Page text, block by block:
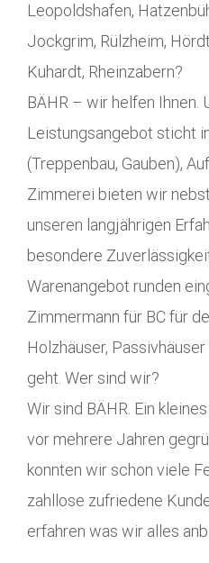
Leopoldshafen,
Jockgrim, Rülzheim,
Kuhardt, Rheinzabern?
BÄHR – wir helfen Ihnen.
Leistungsangebot sticht
(Treppenbau, Gauben),
Zimmerei bieten wir
unseren langjährigen
besondere
Warenangebot runden
Zimmermann für BC für
Holzhäuser,
geht. Wer sind wir?
Wir sind BÄHR. Ein
vor mehrere Jahren
konnten wir schon viele
zahllose zufriedene
erfahren was wir alles